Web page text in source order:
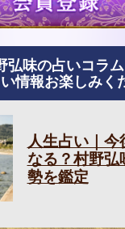
弘味の占いコラム
情報お楽しみく
人生占い｜今
なる？村野弘
勢を鑑定